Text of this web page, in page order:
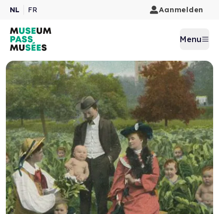
NL FR Aanmelden
Menu